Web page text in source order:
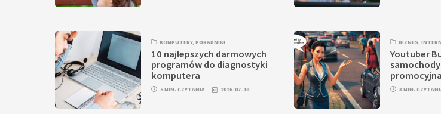
KOMPUTERY,PORADNIKI
10 najlepszych darmowych
programów do diagnostyki
komputera
5 MIN. CZYTANIA 2026-07-18
BIZNES,
Youtuber
promocyjna
3 MIN.